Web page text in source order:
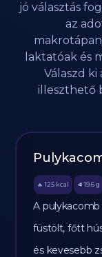
jó választás
az
laktatóak és
Válaszd
illeszthető
🔥 125 kcal 🥩 19.6 g
A
füstölt, főtt
és kevesebb